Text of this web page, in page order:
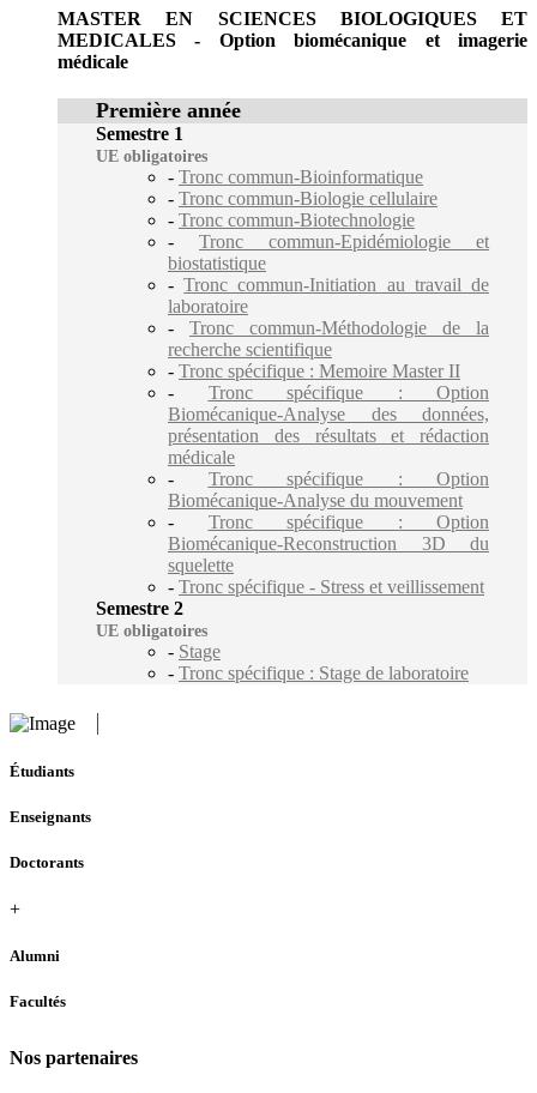
MASTER EN SCIENCES BIOLOGIQUES ET
MEDICALES - Option biomécanique et imagerie
médicale
Première année
Semestre 1
UE obligatoires
- Tronc commun-Bioinformatique
- Tronc commun-Biologie cellulaire
- Tronc commun-Biotechnologie
- Tronc commun-Epidémiologie et
biostatistique
-Tronc commun-Initiation au travail de
laboratoire
- Tronc commun-Méthodologie de la
recherche scientifique
- Tronc spécifique : Memoire Master II
- Tronc spécifique : Option
Biomécanique-Analyse des données,
présentation des résultats et rédaction
médicale
- Tronc spécifique : Option
Biomécanique-Analyse du mouvement
- Tronc spécifique : Option
Biomécanique-Reconstruction 3D du
squelette
- Tronc spécifique - Stress et veillissement
Semestre 2
UE obligatoires
- Stage
- Tronc spécifique : Stage de laboratoire
Étudiants
Enseignants
Doctorants
+
Alumni
Facultés
Nos partenaires